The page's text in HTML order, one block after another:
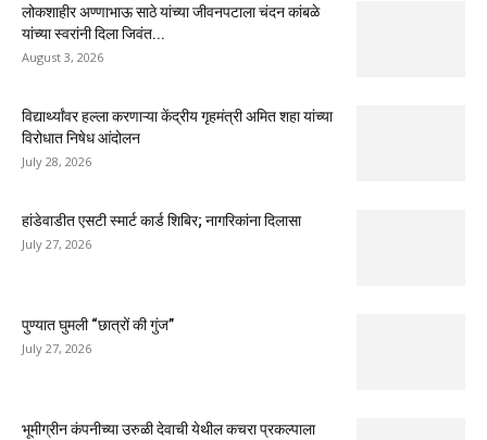
लोकशाहीर अण्णाभाऊ साठे यांच्या जीवनपटाला चंदन कांबळे
यांच्या स्वरांनी दिला जिवंत...
August 3, 2026
विद्यार्थ्यांवर हल्ला करणाऱ्या केंद्रीय गृहमंत्री अमित शहा यांच्या
विरोधात निषेध आंदोलन
July 28, 2026
हांडेवाडीत एसटी स्मार्ट कार्ड शिबिर; नागरिकांना दिलासा
July 27, 2026
पुण्यात घुमली “छात्रों की गुंज”
July 27, 2026
भूमीग्रीन कंपनीच्या उरुळी देवाची येथील कचरा प्रकल्पाला